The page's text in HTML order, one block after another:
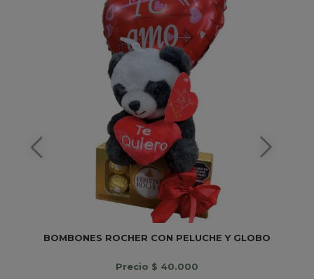
BOMBONES ROCHER CON PELUCHE Y GLOBO
Precio $ 40.000